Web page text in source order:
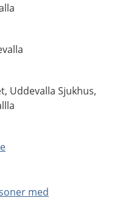
Uddevalla Sjukhus,
med